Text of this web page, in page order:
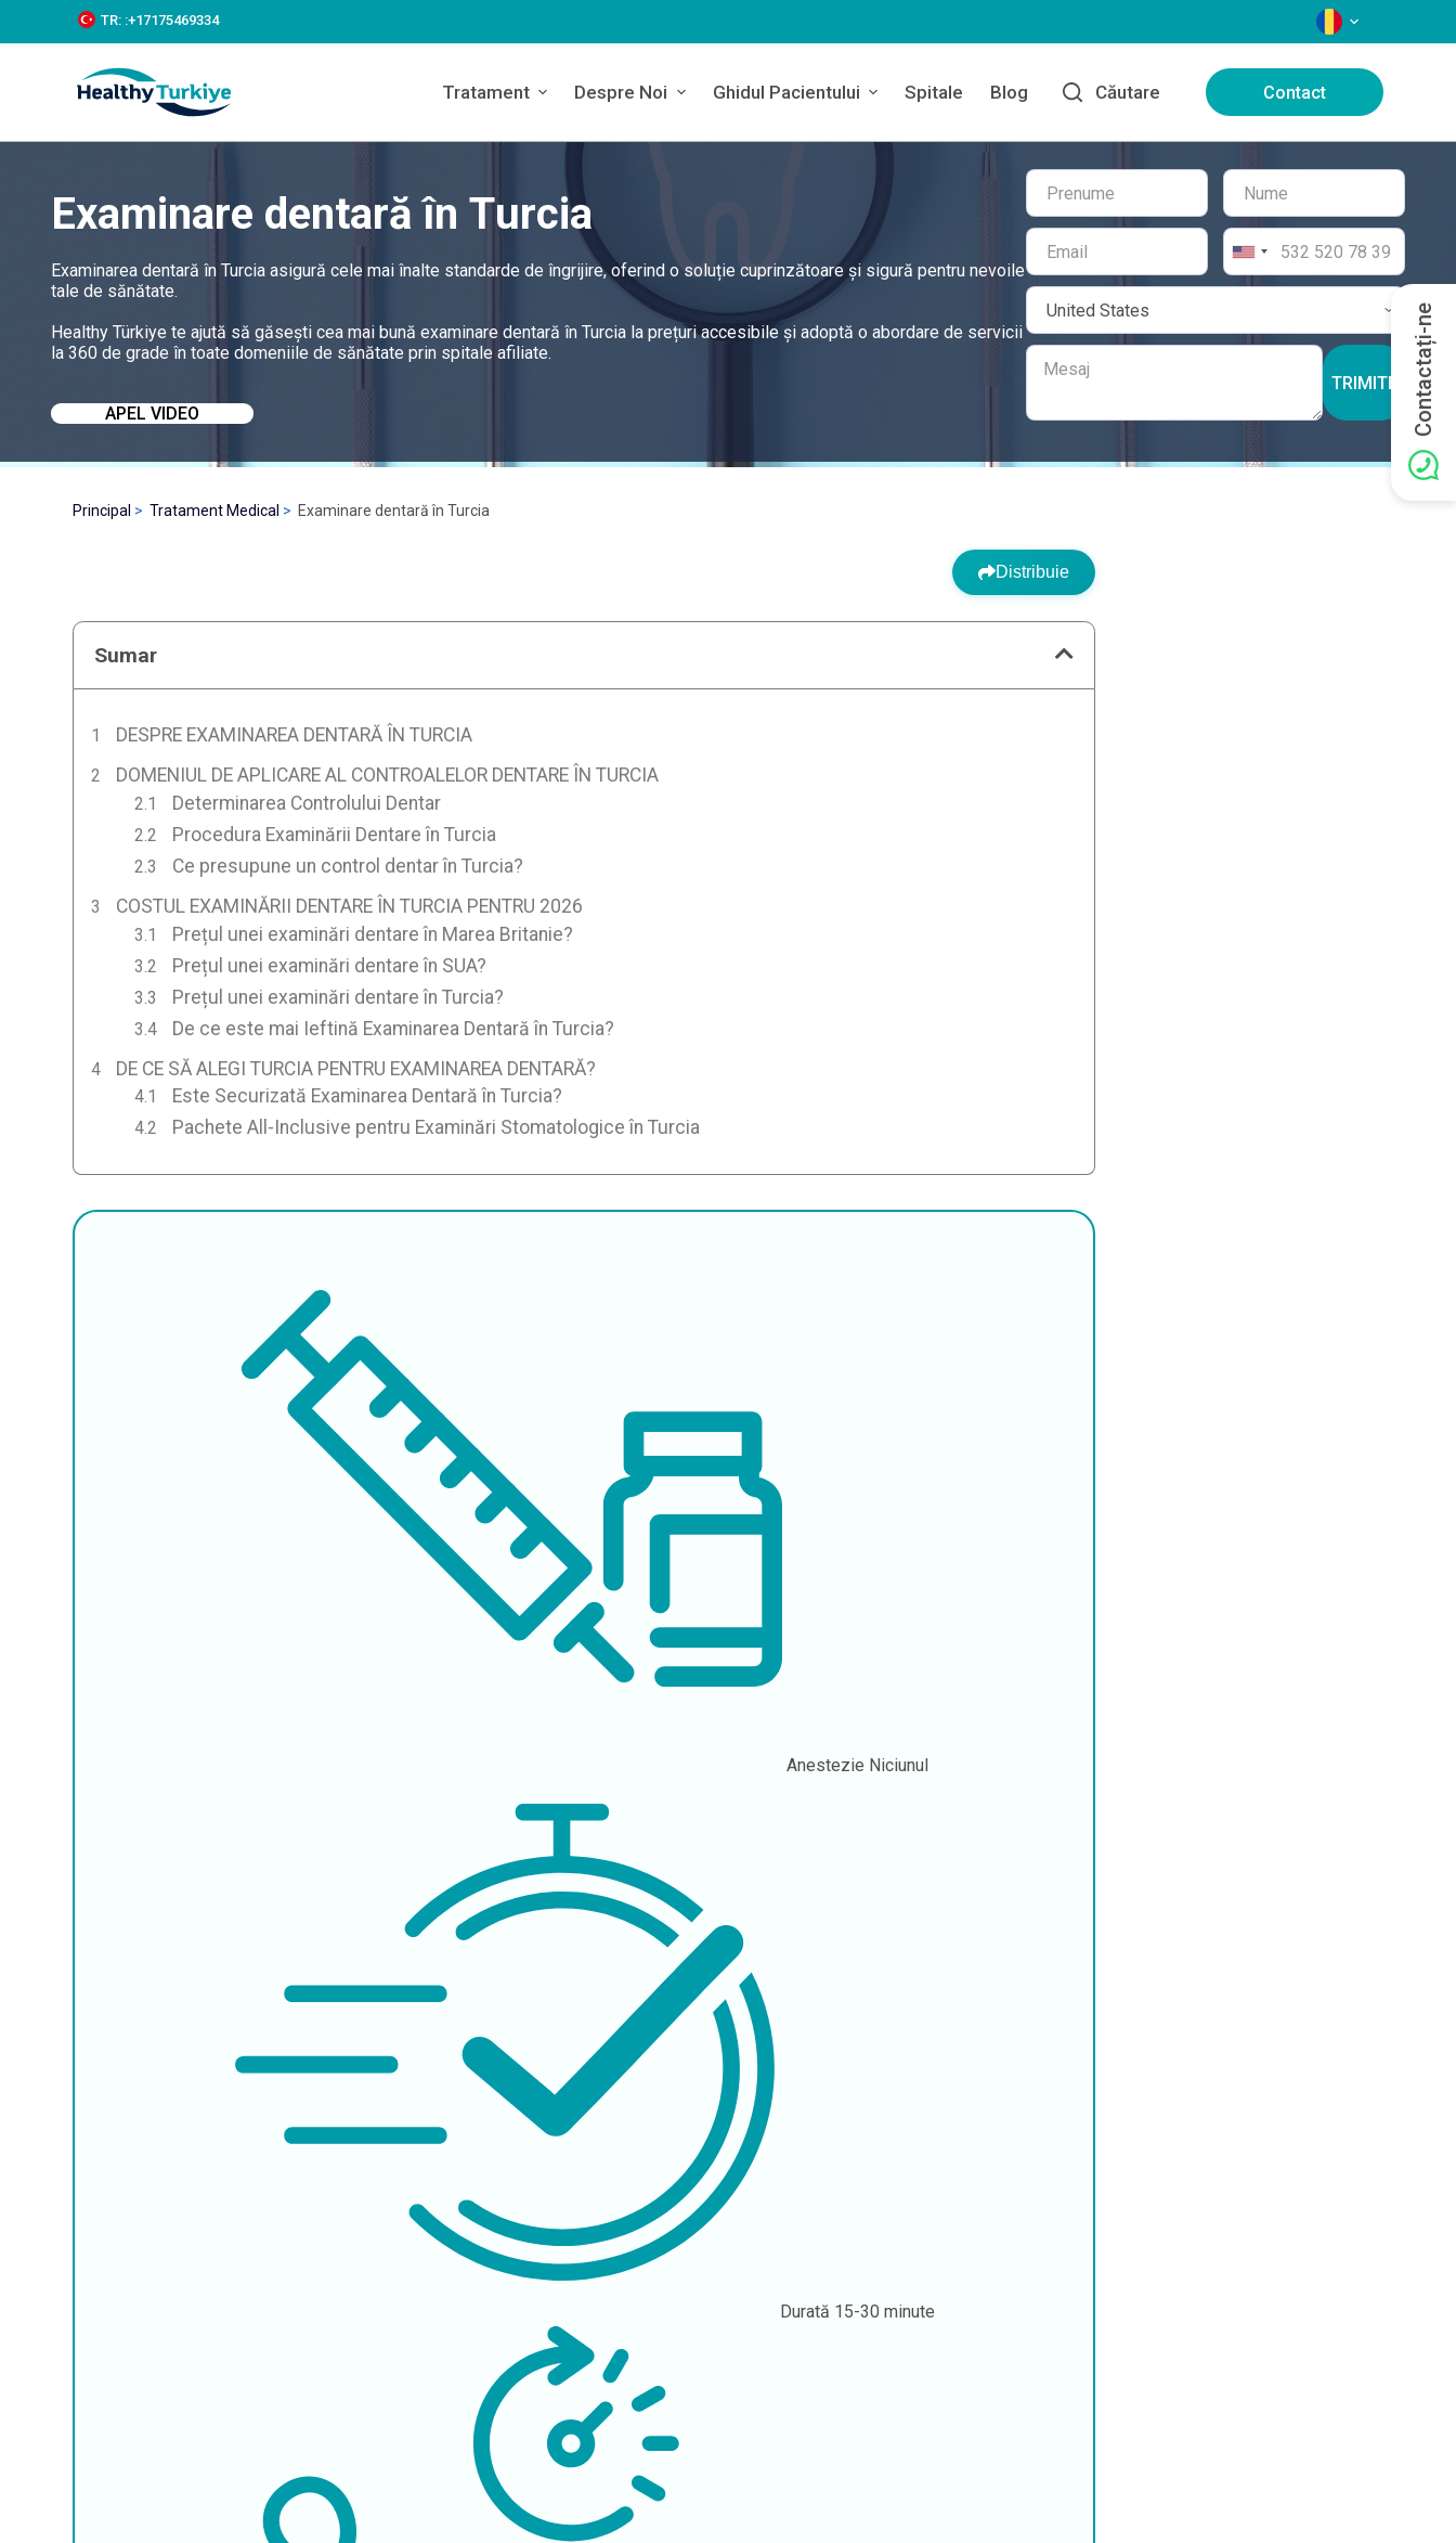
k
c
TR: :+‪17175469334‬ LIMBI
Tratament Despre Noi Ghidul Pacientului Spitale Blog Căutare Contact
Examinare dentară în Turcia
Examinarea dentară în Turcia asigură cele mai înalte standarde de îngrijire, oferind o soluție cuprinzătoare și sigură pentru nevoile
tale de sănătate.
Healthy Türkiye te ajută să găsești cea mai bună examinare dentară în Turcia la prețuri accesibile și adoptă o abordare de servicii
la 360 de grade în toate domeniile de sănătate prin spitale afiliate.
APEL VIDEO
TRIMITE
Principal Tratament Medical Examinare dentară în Turcia
Distribuie
Sumar
DESPRE EXAMINAREA DENTARĂ ÎN TURCIA
DOMENIUL DE APLICARE AL CONTROALELOR DENTARE ÎN TURCIA
Determinarea Controlului Dentar
Procedura Examinării Dentare în Turcia
Ce presupune un control dentar în Turcia?
COSTUL EXAMINĂRII DENTARE ÎN TURCIA PENTRU 2026
Prețul unei examinări dentare în Marea Britanie?
Prețul unei examinări dentare în SUA?
Prețul unei examinări dentare în Turcia?
De ce este mai Ieftină Examinarea Dentară în Turcia?
DE CE SĂ ALEGI TURCIA PENTRU EXAMINAREA DENTARĂ?
Este Securizată Examinarea Dentară în Turcia?
Pachete All-Inclusive pentru Examinări Stomatologice în Turcia
Anestezie Niciunul
Durată 15-30 minute
Contactați-ne